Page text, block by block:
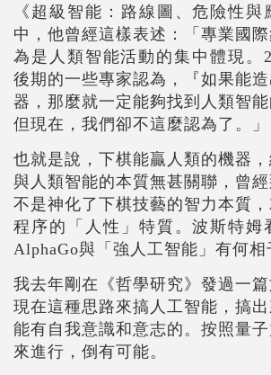
《超級智能：路線圖、危險性
中，他曾經這樣表述：「專業國
為是人類智能活動的集中體現。
後期的一些專家認為，『如果能
器，那麼就一定能夠找到人類智能
但現在，我們卻不這麼認為了。」
也就是說，下棋能贏人類的機器，
與人類智能的本質無甚關聯，曾經
不是神化了下棋技藝的智力本質
程序的「人性」特質。波斯特姆
AlphaGo與「強人工智能」有何相
我去年剛在《哲學研究》發過一
現在這種思路來搞人工智能，搞
能有自我意識和意志的。按照量
來進行，倒有可能。